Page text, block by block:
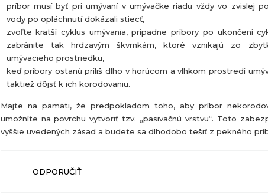
príbor musí byť pri umývaní v umývačke riadu vždy vo zvislej
vody po opláchnutí dokázali stiecť,
zvoľte kratší cyklus umývania, prípadne príbory po ukončení
zabránite tak hrdzavým škvrnkám, ktoré vznikajú zo
umývacieho prostriedku,
keď príbory ostanú príliš dlho v horúcom a vlhkom prostredí
taktiež dôjsť k ich korodovaniu.
Majte na pamäti, že predpokladom toho, aby príbor
umožníte na povrchu vytvoriť tzv. „pasivačnú vrstvu“. Toto
vyššie uvedených zásad a budete sa dlhodobo tešiť z pekného
ODPORUČIŤ